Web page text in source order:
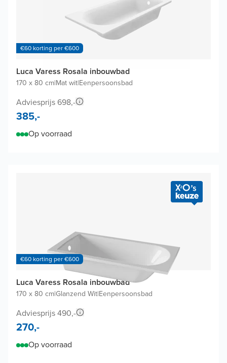
€60 korting per €600
Luca Varess Rosala inbouwbad
170 x 80 cm|Mat wit|Eenpersoonsbad
Adviesprijs 698,-
385,-
Op voorraad
€60 korting per €600
Luca Varess Rosala inbouwbad
170 x 80 cm|Glanzend Wit|Eenpersoonsbad
Adviesprijs 490,-
270,-
Op voorraad